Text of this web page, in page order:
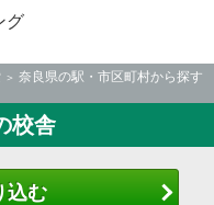
グ
奈良県の駅・市区町村から探す
校舎
込む